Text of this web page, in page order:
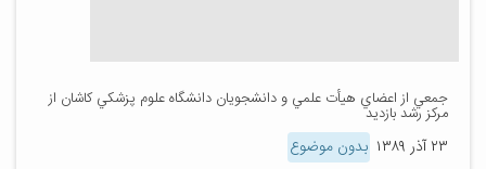
جمعي از اعضاي هيأت علمي و دانشجويان دانشگاه علوم پزشكي كاشان از
مركز رشد بازديد
۲۳ آذر ۱۳۸۹ بدون موضوع